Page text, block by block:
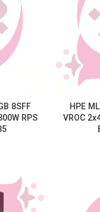
HPE
VROC
8SFF
RPS